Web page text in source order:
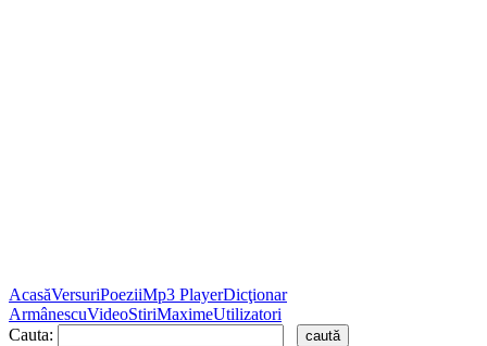
AcasăVersuriPoeziiMp3 PlayerDicţionar
ArmânescuVideoStiriMaximeUtilizatori
Cauta: